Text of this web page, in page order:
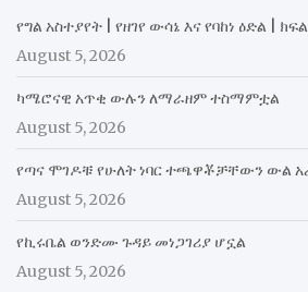
የግል አስተያየት | የዘገየ ውሳኔ እና የባከነ ዕድል |
August 5, 2026
ካሜሮናዊ አጥቂ ውሉን ለማራዘም ተስማምቷል
August 5, 2026
የጣና ሞገዶቹ የሁለት ነባር ተጫዋቾቻቸውን ውል
August 5, 2026
የኪሩቤል ወንድሙ ጉዳይ መነጋገሪያ ሆኗል
August 5, 2026